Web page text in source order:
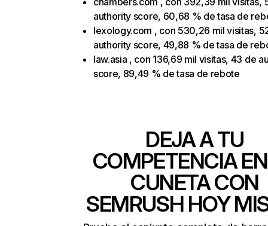
authority score, 60,68 % de tasa de
lexology.com , con 530,26 mil visitas,
authority score, 49,88 % de tasa de
law.asia , con 136,69 mil visitas, 43 de
score, 89,49 % de tasa de rebote
DEJA A TU
COMPETENCIA
CUNETA CON
SEMRUSH HOY